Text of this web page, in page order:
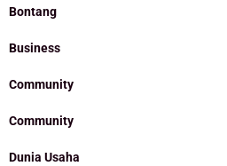
Bontang
Business
Community
Community
Dunia Usaha